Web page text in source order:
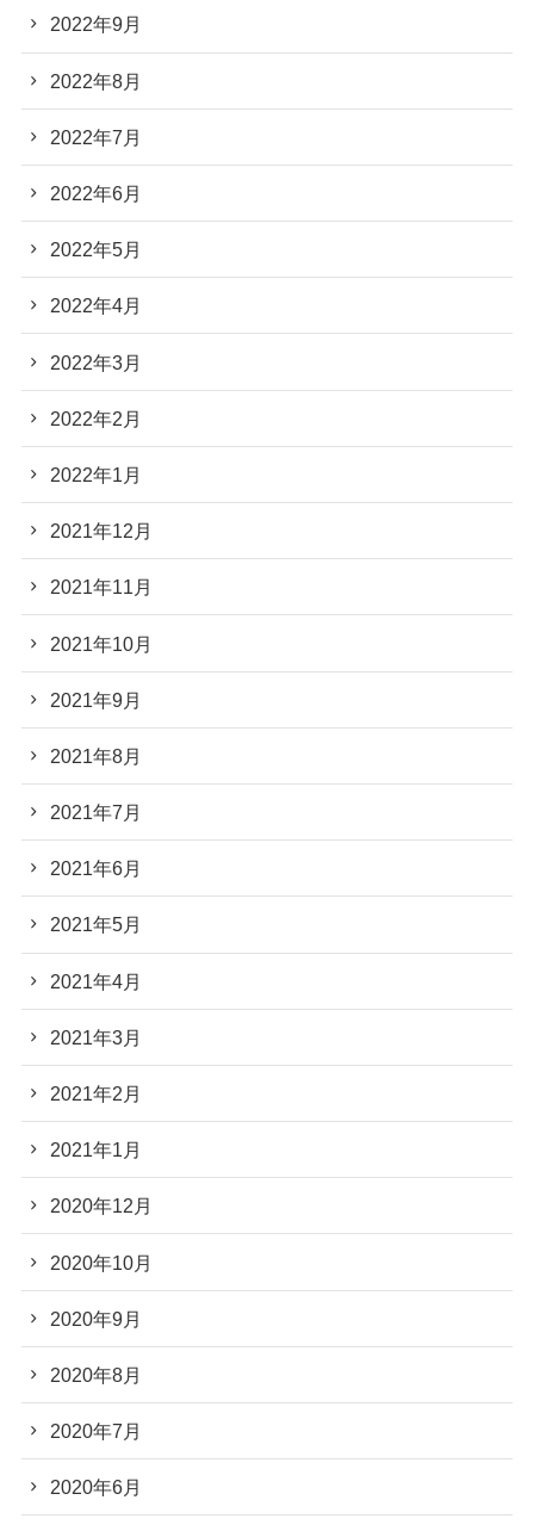
2022年9月
2022年8月
2022年7月
2022年6月
2022年5月
2022年4月
2022年3月
2022年2月
2022年1月
2021年12月
2021年11月
2021年10月
2021年9月
2021年8月
2021年7月
2021年6月
2021年5月
2021年4月
2021年3月
2021年2月
2021年1月
2020年12月
2020年10月
2020年9月
2020年8月
2020年7月
2020年6月